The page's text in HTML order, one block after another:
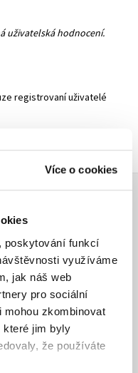
Více o cookies
poskytování funkcí
využíváme
jak náš web
pro sociální
mohou zkombinovat
které jim byly
že používáte
uživatelská hodnocení.
registrovaní uživatelé